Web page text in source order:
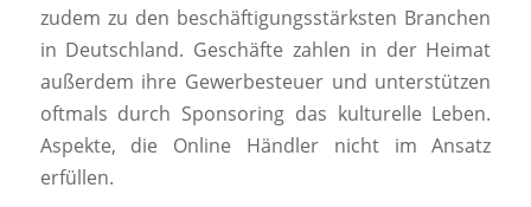
zudem zu den beschäftigungsstärksten Branchen
in Deutschland. Geschäfte zahlen in der Heimat
außerdem ihre Gewerbesteuer und unterstützen
oftmals durch Sponsoring das kulturelle Leben.
Aspekte, die Online Händler nicht im Ansatz
erfüllen.